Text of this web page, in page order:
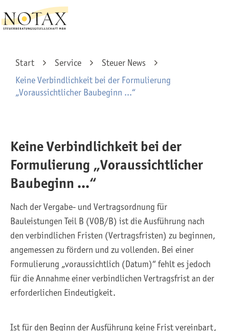
Start Service
Steuer News
Keine Verbindlichkeit bei der Formulierung
„Voraussichtlicher Baubeginn ...“
Keine Verbindlichkeit bei der
Formulierung „Voraussichtlicher
Baubeginn ...“
Nach der Vergabe- und Vertragsordnung für
Bauleistungen Teil B (VOB/B) ist die Ausführung nach
den verbindlichen Fristen (Vertragsfristen) zu beginnen,
angemessen zu fördern und zu vollenden. Bei einer
Formulierung „voraussichtlich (Datum)“ fehlt es jedoch
für die Annahme einer verbindlichen Vertragsfrist an der
erforderlichen Eindeutigkeit.
Ist für den Beginn der Ausführung keine Frist vereinbart,